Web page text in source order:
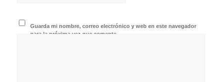
Guarda mi nombre, correo electrónico y web en este navegador
para la próxima vez que comente.